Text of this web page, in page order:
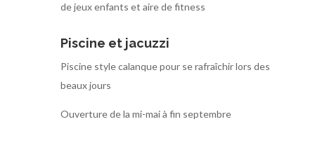
de jeux enfants et aire de fitness
Piscine et jacuzzi
Piscine style calanque pour se rafraîchir lors des
beaux jours
Ouverture de la mi-mai à fin septembre